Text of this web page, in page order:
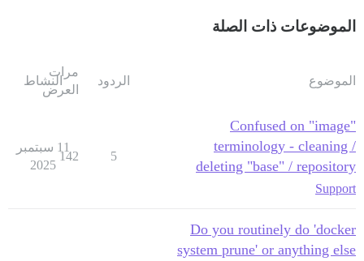
الموضوعات ذات الصلة
الموضوع الردود
مرات
العرض
النشاط
Confused on "image"
terminology - cleaning /
deleting "base" / repository
Support
5
142
11 سبتمبر
2025
Do you routinely do 'docker
system prune' or anything else